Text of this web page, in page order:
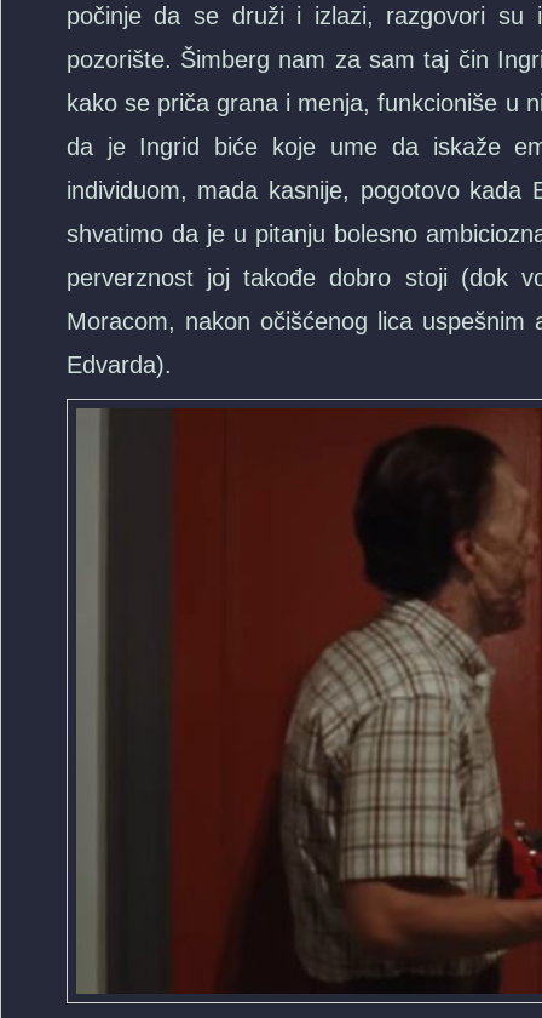
počinje da se druži i izlazi, razgovori su
pozorište. Šimberg nam za sam taj čin
kako se priča grana i menja, funkcioniše u
da je Ingrid biće koje ume da iskaže
individuom, mada kasnije, pogotovo
shvatimo da je u pitanju bolesno
perverznost joj takođe dobro stoji (dok
Moracom, nakon očišćenog lica
Edvarda).